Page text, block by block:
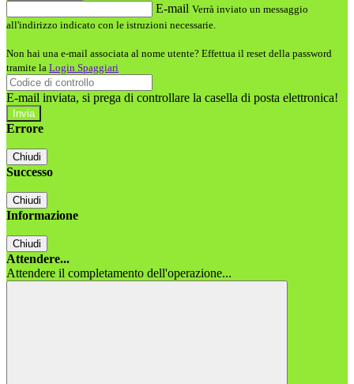
E-mail Verrà inviato un messaggio
all'indirizzo indicato con le istruzioni necessarie.
Non hai una e-mail associata al nome utente? Effettua il reset della password
tramite la Login Spaggiari
E-mail inviata, si prega di controllare la casella di posta elettronica!
Errore
Chiudi
Successo
Chiudi
Informazione
Chiudi
Attendere...
Attendere il completamento dell'operazione...